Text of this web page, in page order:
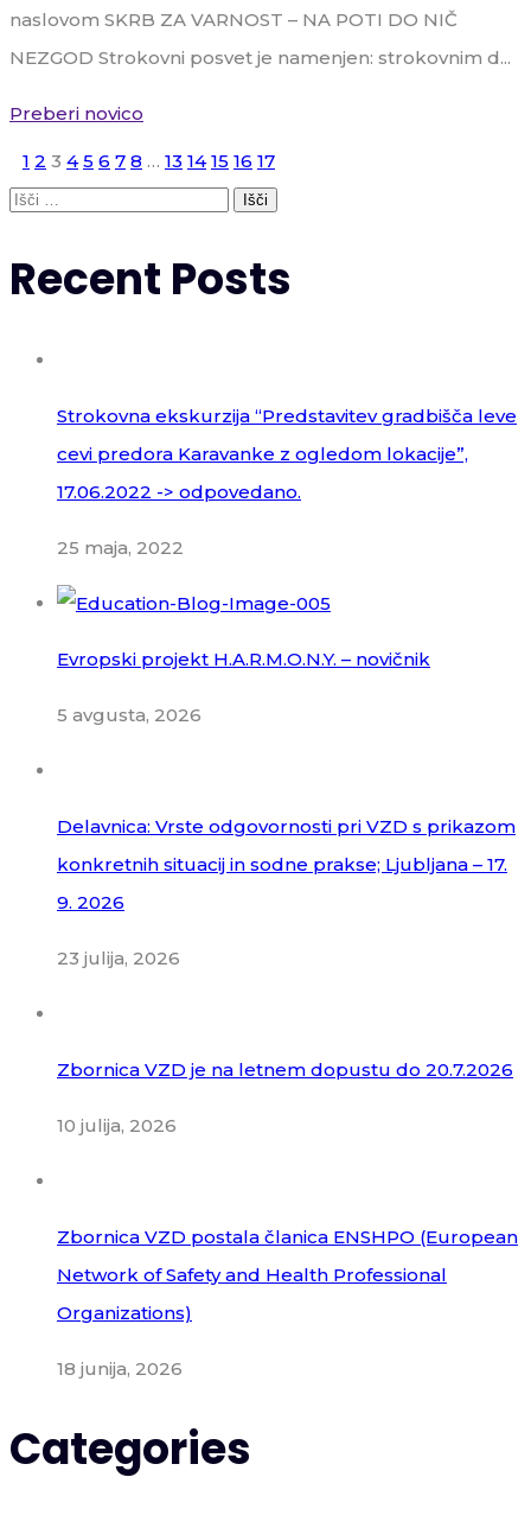
naslovom SKRB ZA VARNOST – NA POTI DO NIČ
NEZGOD Strokovni posvet je namenjen: strokovnim d...
Preberi novico
1 2 3 4 5 6 7 8 … 13 14 15 16 17
Išči:
Recent Posts
Strokovna ekskurzija “Predstavitev gradbišča leve
cevi predora Karavanke z ogledom lokacije”,
17.06.2022 -> odpovedano.
25 maja, 2022
Evropski projekt H.A.R.M.O.N.Y. – novičnik
5 avgusta, 2026
Delavnica: Vrste odgovornosti pri VZD s prikazom
konkretnih situacij in sodne prakse; Ljubljana – 17.
9. 2026
23 julija, 2026
Zbornica VZD je na letnem dopustu do 20.7.2026
10 julija, 2026
Zbornica VZD postala članica ENSHPO (European
Network of Safety and Health Professional
Organizations)
18 junija, 2026
Categories